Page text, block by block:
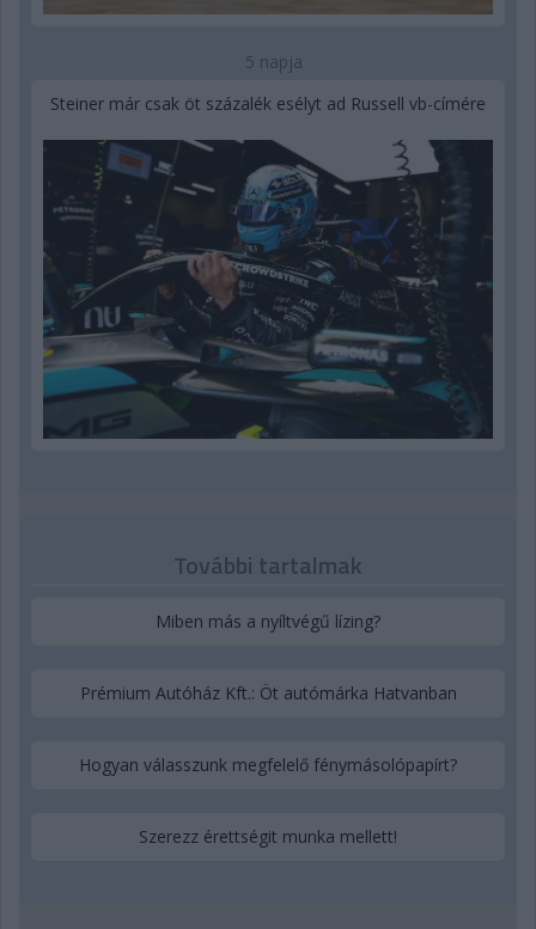
5 napja
Steiner már csak öt százalék esélyt ad Russell vb-címére
További tartalmak
Miben más a nyíltvégű lízing?
Prémium Autóház Kft.: Öt autómárka Hatvanban
Hogyan válasszunk megfelelő fénymásolópapírt?
Szerezz érettségit munka mellett!